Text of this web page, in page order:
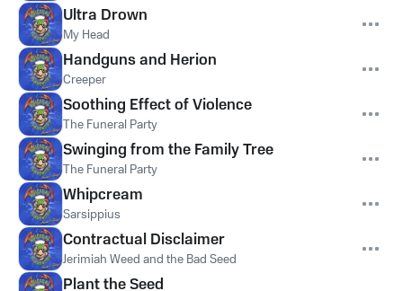
Ultra Drown
My Head
Handguns and Herion
Creeper
Soothing Effect of Violence
The Funeral Party
Swinging from the Family Tree
The Funeral Party
Whipcream
Sarsippius
Contractual Disclaimer
Jerimiah Weed and the Bad Seed
Plant the Seed